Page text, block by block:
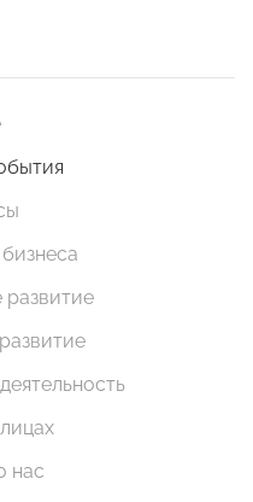
развитие
нас